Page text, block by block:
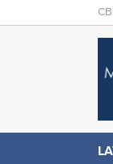
M
N
E